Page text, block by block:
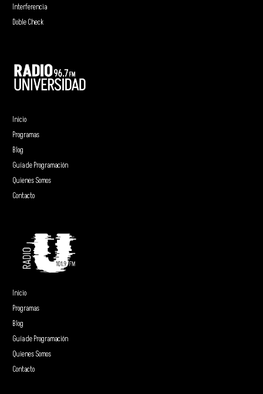
Interferencia
Doble Check
Inicio
Programas
Blog
Guía de Programación
Quienes Somos
Contacto
Inicio
Programas
Blog
Guía de Programación
Quienes Somos
Contacto